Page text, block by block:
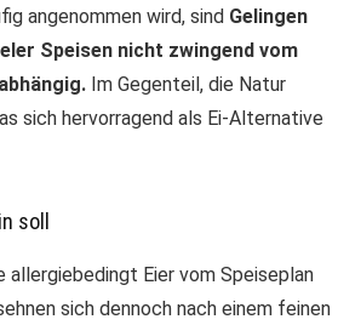
angenommen wird, sind Gelingen
Speisen nicht zwingend vom
Im Gegenteil, die Natur
sich hervorragend als Ei-Alternative
soll
allergiebedingt Eier vom Speiseplan
sich dennoch nach einem feinen